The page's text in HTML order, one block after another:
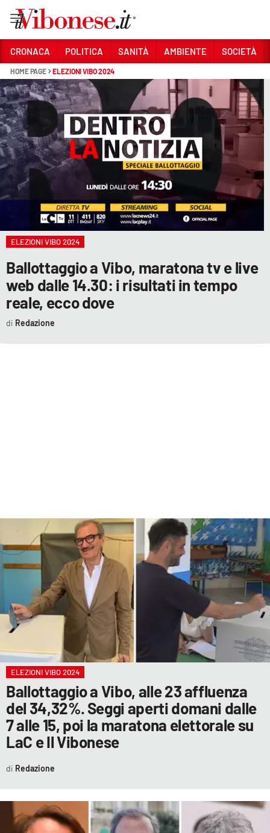
Sezioni
CRONACA
POLITICA
SANITÀ
AMBIENTE
SOCIETÀ
CULTURA
ECONOMIA E LAVORO
EVENTI
SPORT
LACONAIR.IT
LACITYMAG.IT
ILREGGINO.IT
COSENZACHANNEL.IT
ILVIBONESE.IT
CATANZAROCHANNEL.IT
LACAPITALENEWS.IT
App
ANDROID
APPLE
CRONACA POLITICA SANITÀ AMBIENTE SOCIETÀ
HOME PAGE ELEZIONI VIBO 2024
ELEZIONI VIBO 2024
Ballottaggio a Vibo, maratona tv e live
web dalle 14.30: i risultati in tempo
reale, ecco dove
Redazione
ELEZIONI VIBO 2024
Ballottaggio a Vibo, alle 23 affluenza
del 34,32%. Seggi aperti domani dalle
7 alle 15, poi la maratona elettorale su
LaC e Il Vibonese
Redazione